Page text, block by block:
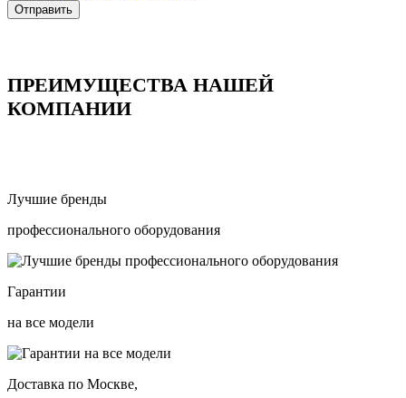
ПРЕИМУЩЕСТВА НАШЕЙ
КОМПАНИИ
Лучшие бренды
профессионального оборудования
Гарантии
на все модели
Доставка по Москве,